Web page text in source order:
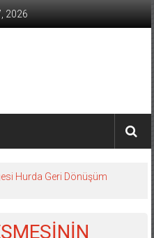
2026
Hurda Geri Dönüşüm